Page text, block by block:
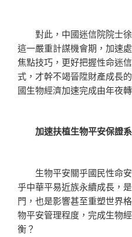
對此，中國迷信院院士徐
這一嚴重計謀機會期，加速
焦點技巧，更好把握性命迷
式，才幹不竭晉陞財產成長
國生物經濟加速完成由年夜
加速扶植生物平安保證
生物平安關乎國民性命安
乎中華平易近族永續成長，
門，也是影響甚至重塑世界
物平安管理程度，完成生物
衡？